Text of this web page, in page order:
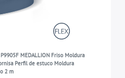
MEDALLION Friso Moldura
Perfil de estuco Moldura
2 m